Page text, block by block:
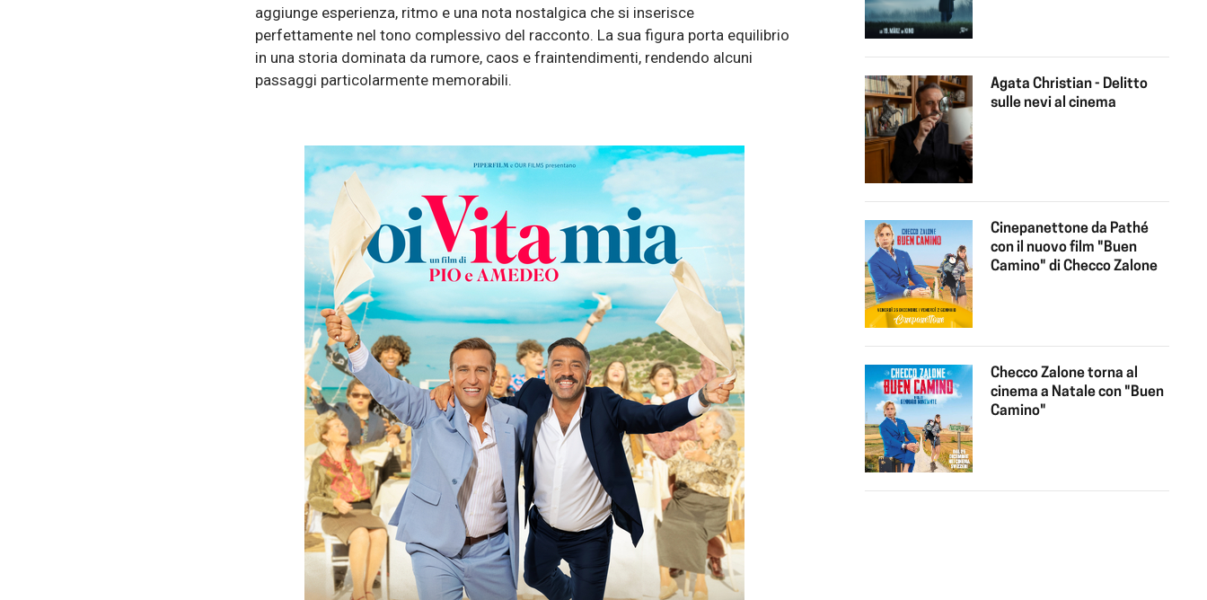
aggiunge esperienza, ritmo e una nota nostalgica che si inserisce
perfettamente nel tono complessivo del racconto. La sua figura porta equilibrio
in una storia dominata da rumore, caos e fraintendimenti, rendendo alcuni
passaggi particolarmente memorabili.
Agata Christian - Delitto
sulle nevi al cinema
Cinepanettone da Pathé
con il nuovo film "Buen
Camino" di Checco Zalone
Checco Zalone torna al
cinema a Natale con "Buen
Camino"